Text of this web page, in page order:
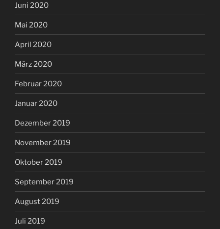
Juni 2020
Mai 2020
April 2020
März 2020
Februar 2020
Januar 2020
Dezember 2019
November 2019
Oktober 2019
September 2019
August 2019
Juli 2019